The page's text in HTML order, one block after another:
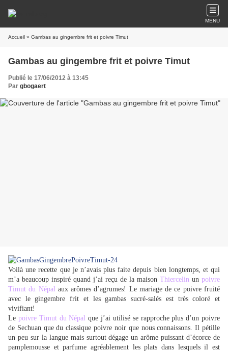
MENU
Accueil » Gambas au gingembre frit et poivre Timut
Gambas au gingembre frit et poivre Timut
Publié le 17/06/2012 à 13:45
Par gbogaert
Voilà une recette que je n’avais plus faite depuis bien longtemps, et qui
m’a beaucoup inspiré quand j’ai reçu de la maison Thiercelin un poivre
Timut du Népal aux arômes d’agrumes! Le mariage de ce poivre fruité
avec le gingembre frit et les gambas sucré-salés est très coloré et
vivifiant!
Le poivre Timut du Népal que j’ai utilisé se rapproche plus d’un poivre
de Sechuan que du classique poivre noir que nous connaissons. Il pétille
un peu sur la langue mais surtout dégage un arôme puissant d’écorce de
pamplemousse et parfume agréablement les plats dans lesquels il est